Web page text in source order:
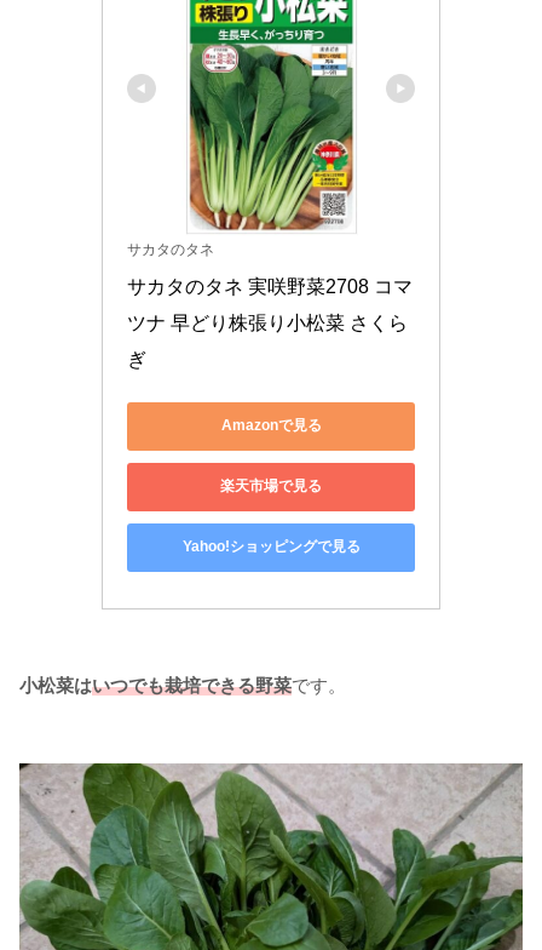
サカタのタネ
サカタのタネ 実咲野菜2708 コマ
ツナ 早どり株張り小松菜 さくら
ぎ
Amazonで見る
楽天市場で見る
Yahoo!ショッピングで見る
小松菜はいつでも栽培できる野菜です。